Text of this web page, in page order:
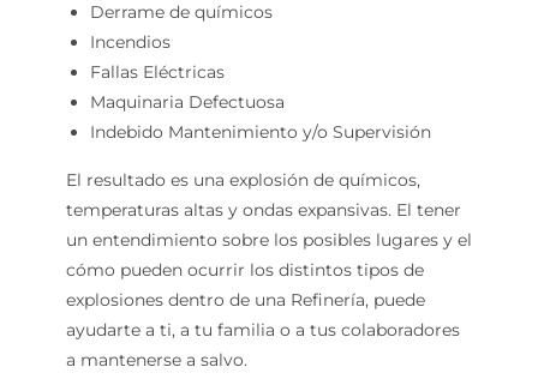
Derrame de químicos
Incendios
Fallas Eléctricas
Maquinaria Defectuosa
Indebido Mantenimiento y/o Supervisión
El resultado es una explosión de químicos,
temperaturas altas y ondas expansivas. El tener
un entendimiento sobre los posibles lugares y el
cómo pueden ocurrir los distintos tipos de
explosiones dentro de una Refinería, puede
ayudarte a ti, a tu familia o a tus colaboradores
a mantenerse a salvo.